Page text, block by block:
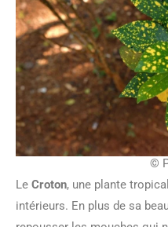
©
Le Croton, une plante
intérieurs. En plus de sa